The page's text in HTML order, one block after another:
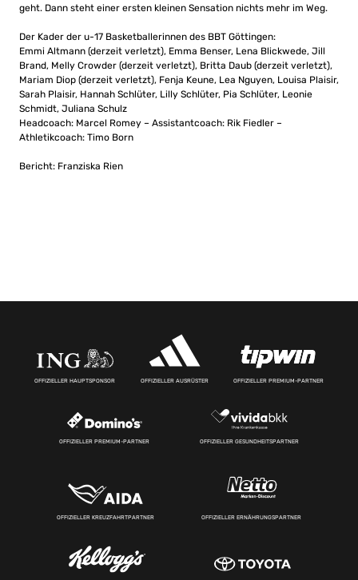
geht. Dann steht einer ersten kleinen Sensation nichts mehr im Weg.
Der Kader der u-17 Basketballerinnen des BBT Göttingen:
Emmi Altmann (derzeit verletzt), Emma Benser, Lena Blickwede, Jill
Brand, Melly Crowder (derzeit verletzt), Britta Daub (derzeit verletzt),
Mariam Diop (derzeit verletzt), Fenja Keune, Lea Nguyen, Louisa Plaisir,
Sarah Plaisir, Hannah Schlüter, Lilly Schlüter, Pia Schlüter, Leonie
Schmidt, Juliana Schulz
Headcoach: Marcel Romey – Assistantcoach: Rik Fiedler –
Athletikcoach: Timo Born
Bericht: Franziska Rien
OFFIZIELLER HAUPTSPONSOR OFFIZIELLER AUSRÜSTER OFFIZIELLER PREMIUM-PARTNER
OFFIZIELLER PREMIUM-PARTNER OFFIZIELLER GESUNDHEITSPARTNER
OFFIZIELLER KREUZFAHRTPARTNER OFFIZIELLER ERNÄHRUNGSPARTNER